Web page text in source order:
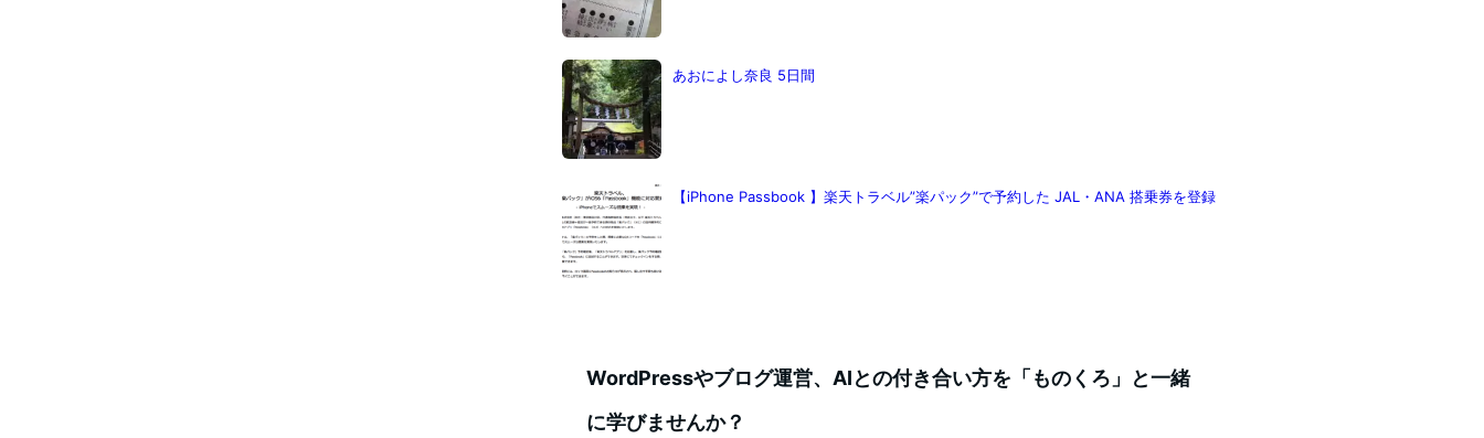
あおによし奈良 5日間
【iPhone Passbook 】楽天トラベル”楽パック”で予約した JAL・ANA 搭乗券を登録
WordPressやブログ運営、AIとの付き合い方を「ものくろ」と一緒
に学びませんか？